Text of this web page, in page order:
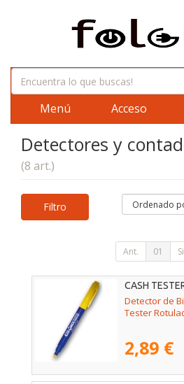
Menú Acceso
Detectores y
(8 art.)
Filtro
Ant. 01
CASH
Detector de
Tester
2,89 €